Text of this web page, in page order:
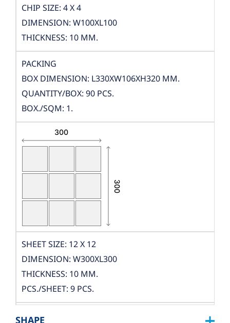
CHIP SIZE: 4 X 4
DIMENSION: W100XL100
THICKNESS: 10 MM.
PACKING
BOX DIMENSION: L330XW106XH320 MM.
QUANTITY/BOX: 90 PCS.
BOX./SQM: 1.
SHEET SIZE: 12 X 12
DIMENSION: W300XL300
THICKNESS: 10 MM.
PCS./SHEET: 9 PCS.
PACKING